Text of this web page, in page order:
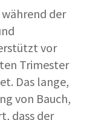
der
vor
Trimester
Das lange,
von Bauch,
dass der